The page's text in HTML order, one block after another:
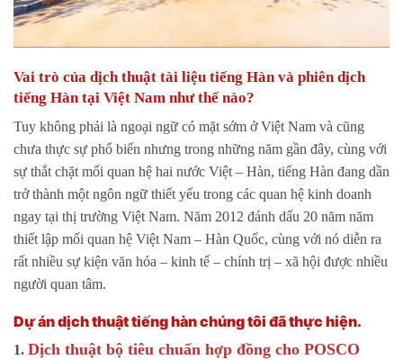
Vai trò của dịch thuật tài liệu tiếng Hàn và phiên dịch
tiếng Hàn tại Việt Nam như thế nào?
Tuy không phải là ngoại ngữ có mặt sớm ở Việt Nam và cũng
chưa thực sự phổ biến nhưng trong những năm gần đây, cùng với
sự thắt chặt mối quan hệ hai nước Việt – Hàn, tiếng Hàn đang dần
trở thành một ngôn ngữ thiết yếu trong các quan hệ kinh doanh
ngay tại thị trường Việt Nam. Năm 2012 đánh dấu 20 năm năm
thiết lập mối quan hệ Việt Nam – Hàn Quốc, cùng với nó diễn ra
rất nhiều sự kiện văn hóa – kinh tế – chính trị – xã hội được nhiều
người quan tâm.
Dự án dịch thuật tiếng hàn chúng tôi đã thực hiện.
1. Dịch thuật bộ tiêu chuẩn hợp đồng cho POSCO